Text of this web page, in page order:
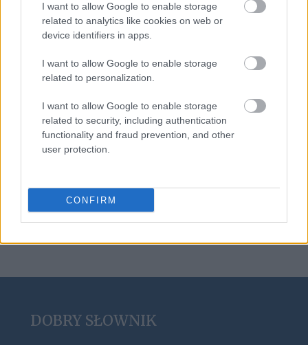
I want to allow Google to enable storage
related to analytics like cookies on web or
device identifiers in apps.
I want to allow Google to enable storage
related to personalization.
I want to allow Google to enable storage
related to security, including authentication
functionality and fraud prevention, and other
user protection.
CONFIRM
Dolce & Gabbana
cyfra
didżej
Dominikana
DOBRY SŁOWNIK